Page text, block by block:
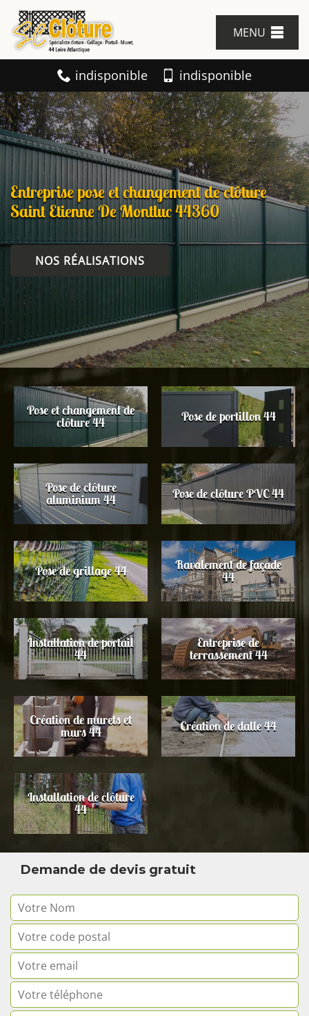
MENU
indisponible indisponible
Entreprise pose et changement de clôture
Saint Etienne De Montluc 44360
NOS RÉALISATIONS
Pose et changement de
clôture 44 Pose de portillon 44
Pose de clôture
aluminium 44 Pose de clôture PVC 44
Pose de grillage 44 Ravalement de façade
44
Installation de portail
44
Entreprise de
terrassement 44
Création de murets et
murs 44 Création de dalle 44
Installation de clôture
44
Demande de devis gratuit